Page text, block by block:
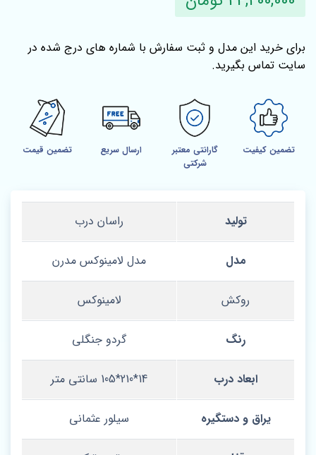
برای خرید این مدل و ثبت سفارش با شماره‌ های درج شده در
سایت تماس بگیرید.
تضمین کیفیت
گارانتی معتبر
شرکتی
ارسال سریع تضمین قیمت
تولید راسان درب
مدل مدل لامینوکس مدرن
روکش لامینوکس
رنگ گردو جنگلی
ابعاد درب 14*210*105 سانتی متر
یراق و دستگیره سیلور عثمانی